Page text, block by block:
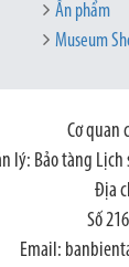
Ấn phẩm
Museum
Cơ quan
lý: Bảo tàng Lịch
Địa
Số
Email: